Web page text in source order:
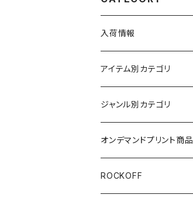
入荷情報
アイテム別カテゴリ
半袖
ブラック/グレー系
ホワイト
長袖
キッズ
ジャンル別カテゴリ
オリジナルデザイン
スカルファミリー
映画Ｔシャツ
オンデマンドプリント商品
ROCKOFF